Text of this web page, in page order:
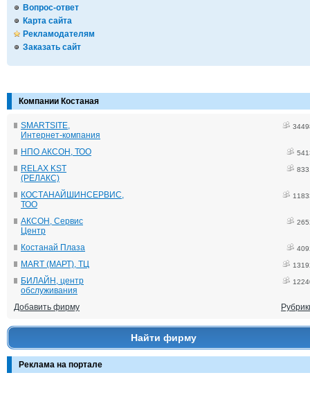
Вопрос-ответ
Карта сайта
Рекламодателям
Заказать сайт
Компании Костаная
SMARTSITE,
Интернет-компания
НПО АКСОН, ТОО
RELAX KST
(РЕЛАКС)
КОСТАНАЙШИНСЕРВИС,
ТОО
АКСОН, Сервис
Центр
Костанай Плаза
MART (МАРТ), ТЦ
БИЛАЙН, центр
обслуживания
Добавить фирму
Найти фирму
Реклама на портале